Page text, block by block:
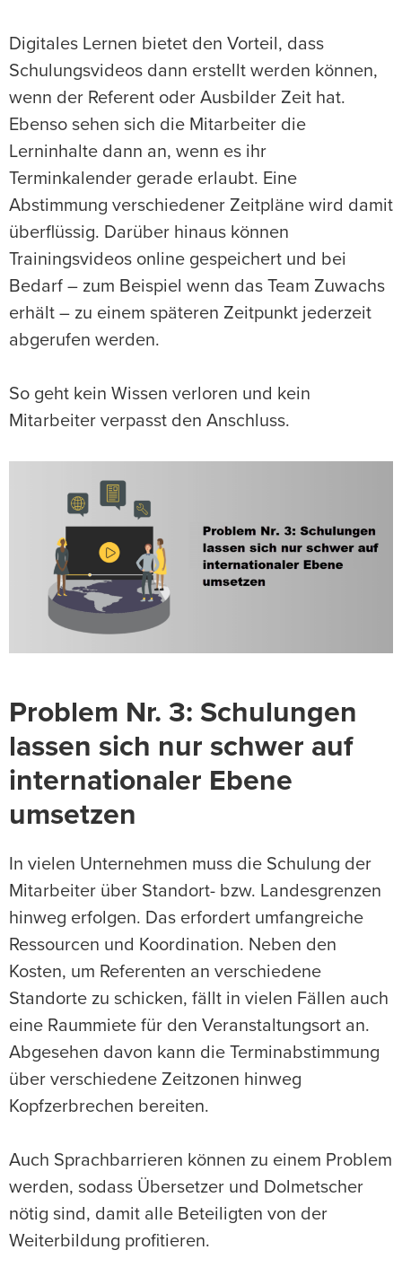
Digitales Lernen bietet den Vorteil, dass
Schulungsvideos dann erstellt werden können,
wenn der Referent oder Ausbilder Zeit hat.
Ebenso sehen sich die Mitarbeiter die
Lerninhalte dann an, wenn es ihr
Terminkalender gerade erlaubt. Eine
Abstimmung verschiedener Zeitpläne wird damit
überflüssig. Darüber hinaus können
Trainingsvideos online gespeichert und bei
Bedarf – zum Beispiel wenn das Team Zuwachs
erhält – zu einem späteren Zeitpunkt jederzeit
abgerufen werden.
So geht kein Wissen verloren und kein
Mitarbeiter verpasst den Anschluss.
Problem Nr. 3: Schulungen
lassen sich nur schwer auf
internationaler Ebene
umsetzen
In vielen Unternehmen muss die Schulung der
Mitarbeiter über Standort- bzw. Landesgrenzen
hinweg erfolgen. Das erfordert umfangreiche
Ressourcen und Koordination. Neben den
Kosten, um Referenten an verschiedene
Standorte zu schicken, fällt in vielen Fällen auch
eine Raummiete für den Veranstaltungsort an.
Abgesehen davon kann die Terminabstimmung
über verschiedene Zeitzonen hinweg
Kopfzerbrechen bereiten.
Auch Sprachbarrieren können zu einem Problem
werden, sodass Übersetzer und Dolmetscher
nötig sind, damit alle Beteiligten von der
Weiterbildung profitieren.